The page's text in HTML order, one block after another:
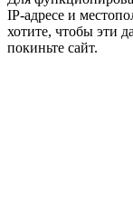
IP-адресе и
хотите, чтобы эти
покиньте сайт.